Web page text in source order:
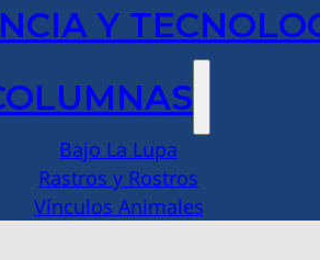
Y
Bajo La Lupa
Rastros y Rostros
Vínculos Animales